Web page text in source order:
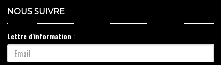
NOUS SUIVRE
Lettre d'information :